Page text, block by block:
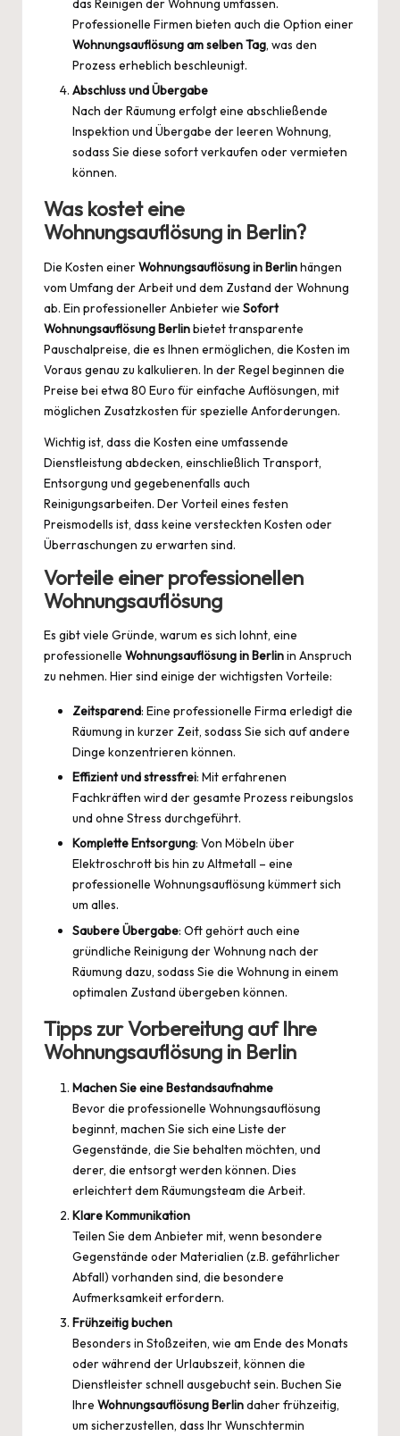
das Reinigen der Wohnung umfassen.
Professionelle Firmen bieten auch die Option einer
Wohnungsauflösung am selben Tag, was den
Prozess erheblich beschleunigt.
Abschluss und Übergabe
Nach der Räumung erfolgt eine abschließende
Inspektion und Übergabe der leeren Wohnung,
sodass Sie diese sofort verkaufen oder vermieten
können.
Was kostet eine
Wohnungsauflösung in Berlin?
Die Kosten einerWohnungsauflösung in Berlinhängen
vom Umfang der Arbeit und dem Zustand der Wohnung
ab. Ein professioneller Anbieter wie Sofort
Wohnungsauflösung Berlinbietet transparente
Pauschalpreise, die es Ihnen ermöglichen, die Kosten im
Voraus genau zu kalkulieren. In der Regel beginnen die
Preise bei etwa 80 Euro für einfache Auflösungen, mit
möglichen Zusatzkosten für spezielle Anforderungen.
Wichtig ist, dass die Kosten eine umfassende
Dienstleistung abdecken, einschließlich Transport,
Entsorgung und gegebenenfalls auch
Reinigungsarbeiten. Der Vorteil eines festen
Preismodells ist, dass keine versteckten Kosten oder
Überraschungen zu erwarten sind.
Vorteile einer professionellen
Wohnungsauflösung
Es gibt viele Gründe, warum es sich lohnt, eine
professionelle Wohnungsauflösung in Berlinin Anspruch
zu nehmen. Hier sind einige der wichtigsten Vorteile:
Zeitsparend: Eine professionelle Firma erledigt die
Räumung in kurzer Zeit, sodass Sie sich auf andere
Dinge konzentrieren können.
Effizient und stressfrei: Mit erfahrenen
Fachkräften wird der gesamte Prozess reibungslos
und ohne Stress durchgeführt.
Komplette Entsorgung: Von Möbeln über
Elektroschrott bis hin zu Altmetall – eine
professionelle Wohnungsauflösung kümmert sich
um alles.
Saubere Übergabe: Oft gehört auch eine
gründliche Reinigung der Wohnung nach der
Räumung dazu, sodass Sie die Wohnung in einem
optimalen Zustand übergeben können.
Tipps zur Vorbereitung auf Ihre
Wohnungsauflösung in Berlin
Machen Sie eine Bestandsaufnahme
Bevor die professionelle Wohnungsauflösung
beginnt, machen Sie sich eine Liste der
Gegenstände, die Sie behalten möchten, und
derer, die entsorgt werden können. Dies
erleichtert dem Räumungsteam die Arbeit.
Klare Kommunikation
Teilen Sie dem Anbieter mit, wenn besondere
Gegenstände oder Materialien (z.B. gefährlicher
Abfall) vorhanden sind, die besondere
Aufmerksamkeit erfordern.
Frühzeitig buchen
Besonders in Stoßzeiten, wie am Ende des Monats
oder während der Urlaubszeit, können die
Dienstleister schnell ausgebucht sein. Buchen Sie
Ihre Wohnungsauflösung Berlindaher frühzeitig,
um sicherzustellen, dass Ihr Wunschtermin